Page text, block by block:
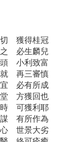
獲得桂冠
必生麟兒
小利致富
再三審慎
必有所成
方獲回也
可獲利耶
有所作為
世景大劣